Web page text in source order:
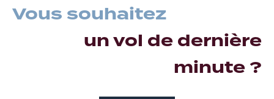
Vous souhaitez
un vol de dernière
minute ?